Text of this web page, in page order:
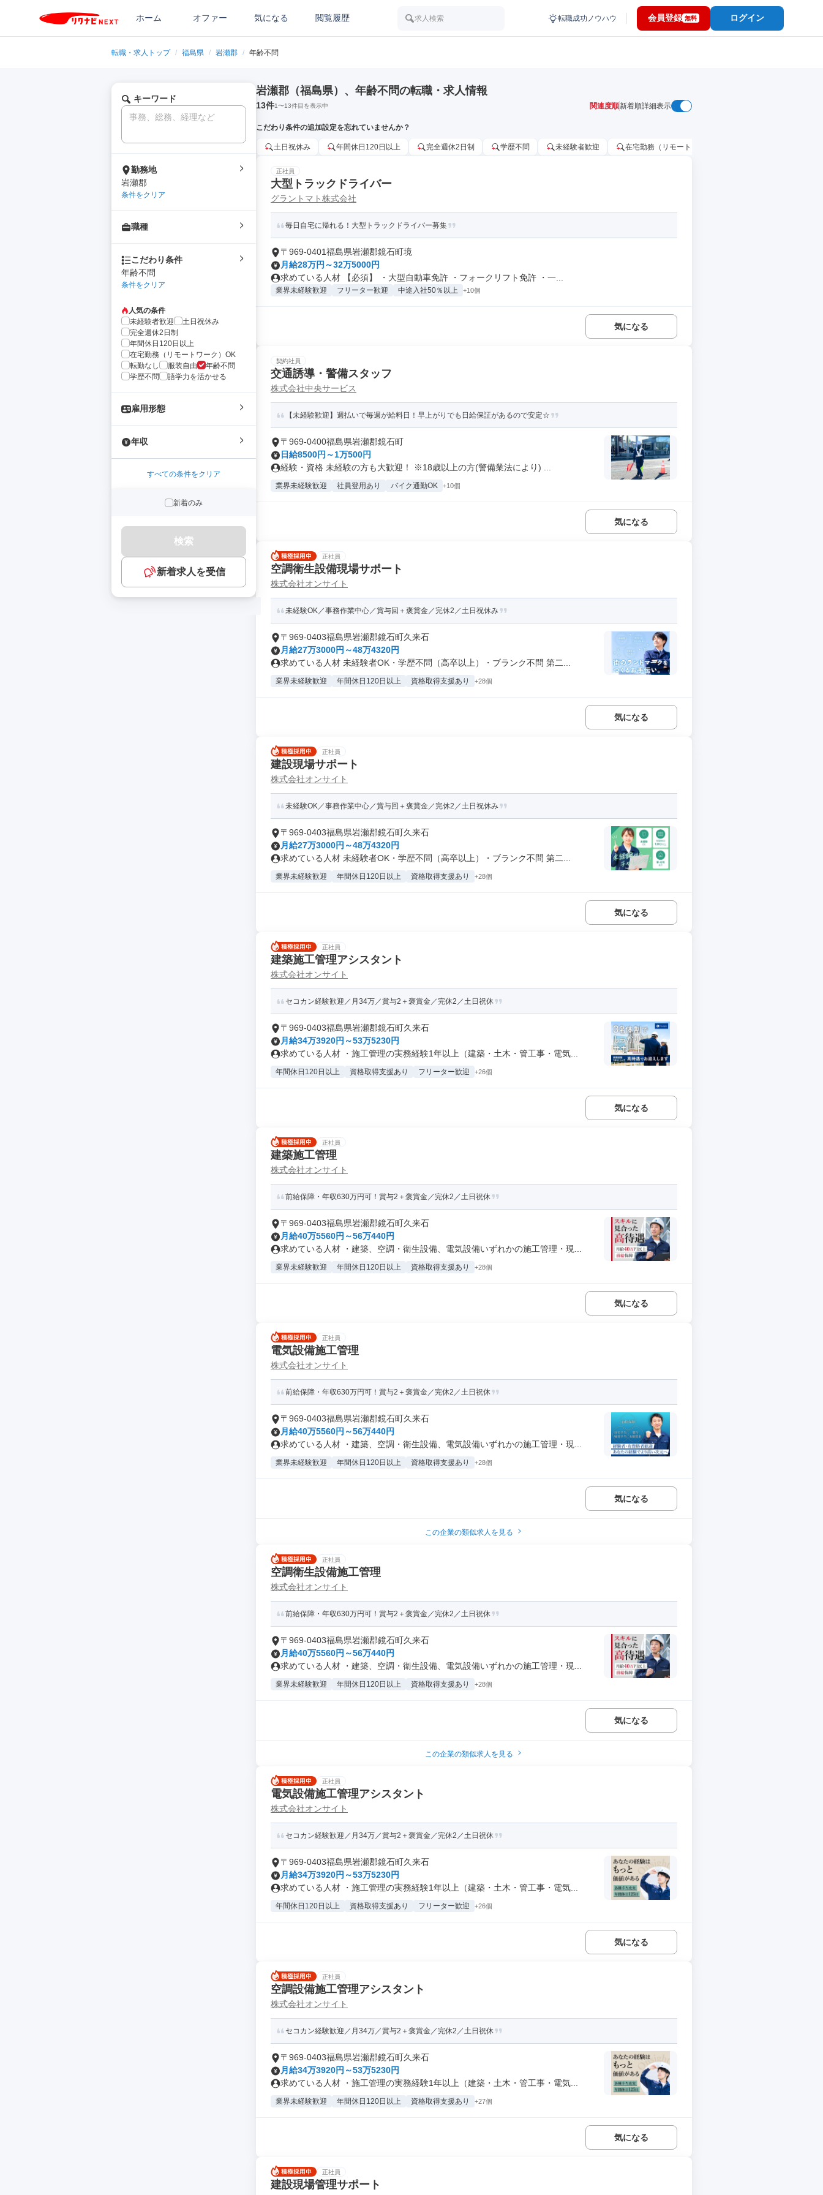
ホーム オファー 気になる 閲覧履歴 求人検索 転職成功ノウハウ 会員登録 無料 ログイン
転職・求人トップ / 福島県 / 岩瀬郡 / 年齢不問
キーワード
勤務地
岩瀬郡
条件をクリア
職種
こだわり条件
年齢不問
条件をクリア
人気の条件
未経験者歓迎
土日祝休み
完全週休2日制
年間休日120日以上
在宅勤務（リモートワーク）OK
転勤なし
服装自由
年齢不問
学歴不問
語学力を活かせる
雇用形態
年収
すべての条件をクリア
新着のみ
検索
新着求人を受信
岩瀬郡（福島県）、年齢不問の転職・求人情報
13件1〜13件目を表示中 関連度順新着順詳細表示
こだわり条件の追加設定を忘れていませんか？
土日祝休み 年間休日120日以上 完全週休2日制 学歴不問 未経験者歓迎 在宅勤務（リモートワーク）OK
正社員
大型トラックドライバー
グラントマト株式会社
毎日自宅に帰れる！大型トラックドライバー募集
〒969-0401福島県岩瀬郡鏡石町境
月給28万円～32万5000円
求めている人材 【必須】 ・大型自動車免許 ・フォークリフト免許 ・一...
業界未経験歓迎 フリーター歓迎 中途入社50％以上 +10個
気になる
契約社員
交通誘導・警備スタッフ
株式会社中央サービス
【未経験歓迎】週払いで毎週が給料日！早上がりでも日給保証があるので安定☆
〒969-0400福島県岩瀬郡鏡石町
日給8500円～1万500円
経験・資格 未経験の方も大歓迎！ ※18歳以上の方(警備業法により) ...
業界未経験歓迎 社員登用あり バイク通勤OK +10個
気になる
正社員
空調衛生設備現場サポート
株式会社オンサイト
未経験OK／事務作業中心／賞与回＋褒賞金／完休2／土日祝休み
〒969-0403福島県岩瀬郡鏡石町久来石
月給27万3000円～48万4320円
求めている人材 未経験者OK・学歴不問（高卒以上）・ブランク不問 第二...
業界未経験歓迎 年間休日120日以上 資格取得支援あり +28個
気になる
正社員
建設現場サポート
株式会社オンサイト
未経験OK／事務作業中心／賞与回＋褒賞金／完休2／土日祝休み
〒969-0403福島県岩瀬郡鏡石町久来石
月給27万3000円～48万4320円
求めている人材 未経験者OK・学歴不問（高卒以上）・ブランク不問 第二...
業界未経験歓迎 年間休日120日以上 資格取得支援あり +28個
気になる
正社員
建築施工管理アシスタント
株式会社オンサイト
セコカン経験歓迎／月34万／賞与2＋褒賞金／完休2／土日祝休
〒969-0403福島県岩瀬郡鏡石町久来石
月給34万3920円～53万5230円
求めている人材 ・施工管理の実務経験1年以上（建築・土木・管工事・電気...
年間休日120日以上 資格取得支援あり フリーター歓迎 +26個
気になる
正社員
建築施工管理
株式会社オンサイト
前給保障・年収630万円可！賞与2＋褒賞金／完休2／土日祝休
〒969-0403福島県岩瀬郡鏡石町久来石
月給40万5560円～56万440円
求めている人材 ・建築、空調・衛生設備、電気設備いずれかの施工管理・現...
業界未経験歓迎 年間休日120日以上 資格取得支援あり +28個
気になる
正社員
電気設備施工管理
株式会社オンサイト
前給保障・年収630万円可！賞与2＋褒賞金／完休2／土日祝休
〒969-0403福島県岩瀬郡鏡石町久来石
月給40万5560円～56万440円
求めている人材 ・建築、空調・衛生設備、電気設備いずれかの施工管理・現...
業界未経験歓迎 年間休日120日以上 資格取得支援あり +28個
気になる
この企業の類似求人を見る
正社員
空調衛生設備施工管理
株式会社オンサイト
前給保障・年収630万円可！賞与2＋褒賞金／完休2／土日祝休
〒969-0403福島県岩瀬郡鏡石町久来石
月給40万5560円～56万440円
求めている人材 ・建築、空調・衛生設備、電気設備いずれかの施工管理・現...
業界未経験歓迎 年間休日120日以上 資格取得支援あり +28個
気になる
この企業の類似求人を見る
正社員
電気設備施工管理アシスタント
株式会社オンサイト
セコカン経験歓迎／月34万／賞与2＋褒賞金／完休2／土日祝休
〒969-0403福島県岩瀬郡鏡石町久来石
月給34万3920円～53万5230円
求めている人材 ・施工管理の実務経験1年以上（建築・土木・管工事・電気...
年間休日120日以上 資格取得支援あり フリーター歓迎 +26個
気になる
正社員
空調設備施工管理アシスタント
株式会社オンサイト
セコカン経験歓迎／月34万／賞与2＋褒賞金／完休2／土日祝休
〒969-0403福島県岩瀬郡鏡石町久来石
月給34万3920円～53万5230円
求めている人材 ・施工管理の実務経験1年以上（建築・土木・管工事・電気...
業界未経験歓迎 年間休日120日以上 資格取得支援あり +27個
気になる
正社員
建設現場管理サポート